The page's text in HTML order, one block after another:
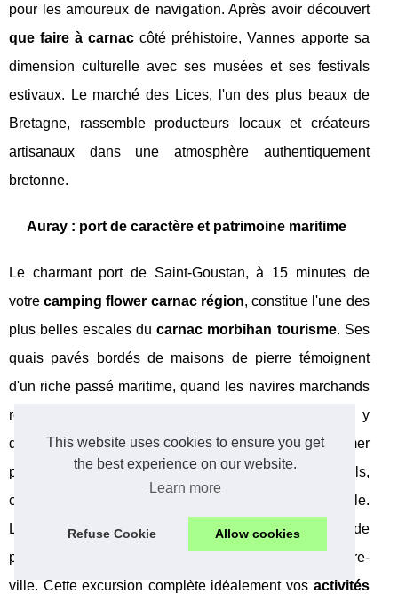
This website uses cookies to ensure you get
the best experience on our website.
Learn more
Refuse Cookie Allow cookies
pour les amoureux de navigation. Après avoir découvert
que faire à carnac côté préhistoire, Vannes apporte sa
dimension culturelle avec ses musées et ses festivals
estivaux. Le marché des Lices, l'un des plus beaux de
Bretagne, rassemble producteurs locaux et créateurs
artisanaux dans une atmosphère authentiquement
bretonne.
Auray : port de caractère et patrimoine maritime
Le charmant port de Saint-Goustan, à 15 minutes de
votrecamping flower carnac région, constitue l'une des
plus belles escales ducarnac morbihan tourisme. Ses
quais pavés bordés de maisons de pierre témoignent
d'un riche passé maritime, quand les navires marchands
remontaient la rivière d'Auray. Benjamin Franklin y
débarqua en 1778 ! Les restaurants de fruits de mer
proposent leurs spécialités face aux voiliers traditionnels,
créant une ambiance unique pour vos repas en famille.
La basilique Sainte-Anne-d'Auray, haut lieu de
pèlerinage breton, se visite facilement depuis le centre-
ville. Cette excursion complète idéalement vos activités